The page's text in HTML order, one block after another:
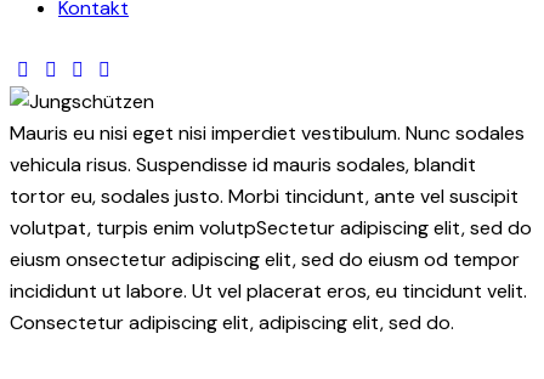
Kontakt
Mauris eu nisi eget nisi imperdiet vestibulum. Nunc sodales
vehicula risus. Suspendisse id mauris sodales, blandit
tortor eu, sodales justo. Morbi tincidunt, ante vel suscipit
volutpat, turpis enim volutpSectetur adipiscing elit, sed do
eiusm onsectetur adipiscing elit, sed do eiusm od tempor
incididunt ut labore. Ut vel placerat eros, eu tincidunt velit.
Consectetur adipiscing elit, adipiscing elit, sed do.